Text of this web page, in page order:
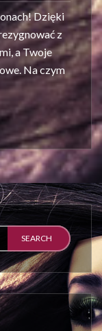
Dzięki
z
a Twoje
Na czym